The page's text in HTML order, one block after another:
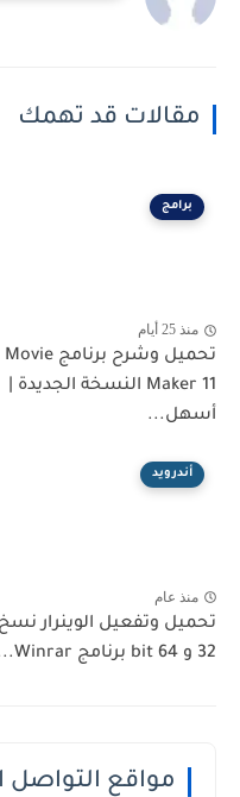
مقالات قد تهمك
برامج
منذ 25 أيام
تحميل وشرح برنامج Movie
Maker 11 النسخة الجديدة |
أسهل...
أندرويد
منذ عام
تحميل وتفعيل الوينرار نسخ
32 و 64 bit برنامج Winrar...
مواقع التواصل